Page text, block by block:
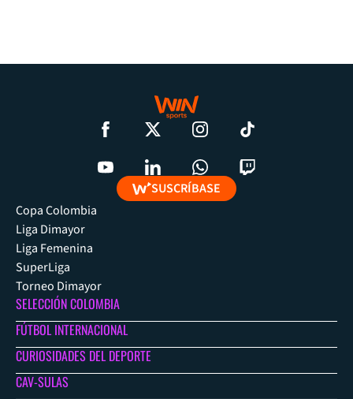
SUSCRÍBASE
Copa Colombia
Liga Dimayor
Liga Femenina
SuperLiga
Torneo Dimayor
SELECCIÓN COLOMBIA
FÚTBOL INTERNACIONAL
CURIOSIDADES DEL DEPORTE
CAV-SULAS